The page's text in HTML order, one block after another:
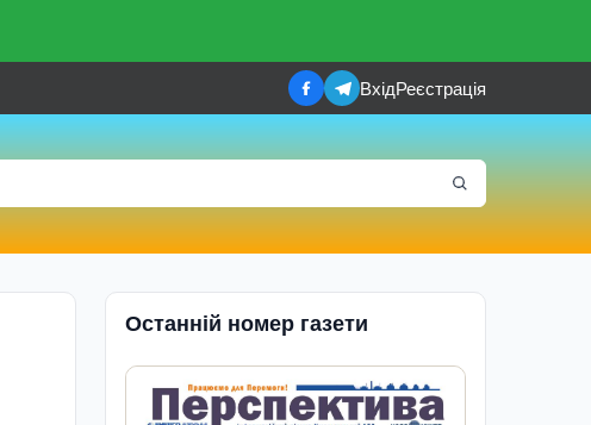
ВхідРеєстрація
Останній номер газети